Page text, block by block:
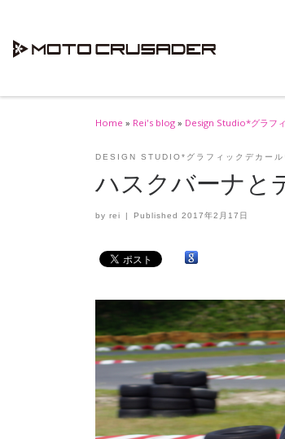
Home » Rei's blog » Design Studio*グラフ
DESIGN STUDIO*グラフィックデカール
ハスクバーナと
by rei | Published2017年2月17日